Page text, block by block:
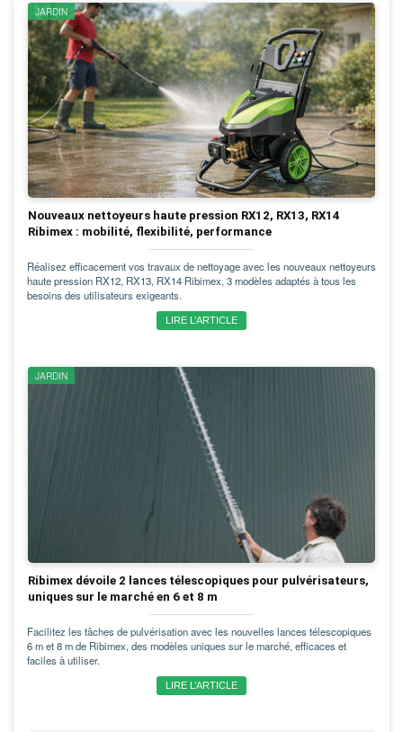
JARDIN
Nouveaux nettoyeurs haute pression RX12, RX13, RX14
Ribimex : mobilité, flexibilité, performance
Réalisez efficacement vos travaux de nettoyage avec les nouveaux nettoyeurs
haute pression RX12, RX13, RX14 Ribimex, 3 modèles adaptés à tous les
besoins des utilisateurs exigeants.
LIRE L’ARTICLE
JARDIN
Ribimex dévoile 2 lances télescopiques pour pulvérisateurs,
uniques sur le marché en 6 et 8 m
Facilitez les tâches de pulvérisation avec les nouvelles lances télescopiques
6 m et 8 m de Ribimex, des modèles uniques sur le marché, efficaces et
faciles à utiliser.
LIRE L’ARTICLE